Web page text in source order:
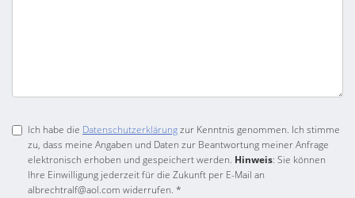
Ich habe die Datenschutzerklärungzur Kenntnis genommen. Ich stimme
zu, dass meine Angaben und Daten zur Beantwortung meiner Anfrage
elektronisch erhoben und gespeichert werden. Hinweis: Sie können
Ihre Einwilligung jederzeit für die Zukunft per E-Mail an
albrechtralf@aol.com widerrufen. *